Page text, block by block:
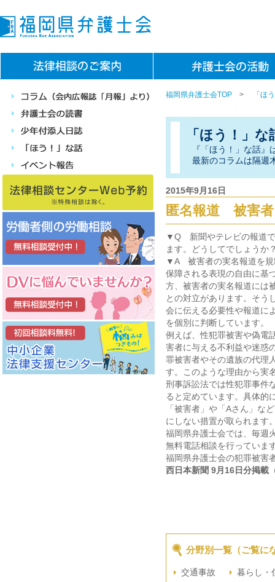
福岡県弁護士会TOP > 「ほ
「ほう！」な
『「ほう！」な話
最新のコラムは隔週
2015年9月16日
匿名報道 被害
▼Q 新聞やテレビの報道で
ます。どうしてでしょうか
▼A 被害者の実名報道を規
保障される表現の自由に基
方、被害者の実名報道には
との対立があります。そう
会に伝える必要性や報道に
を個別に判断しています。
例えば、性犯罪被害や偽電
害者に与える不利益や迷惑
罪被害者やその遺族の代理
す。このような理由から実
刑事訴訟法では性犯罪事件
ると定めています。具体的
「被害者」や「Aさん」な
にしない措置が取られます
福岡県弁護士会では、毎週
無料電話相談を行っていま
福岡県弁護士会の犯罪被害
西日本新聞 9月16日分掲
分野別一覧（ご覧に
交通事故
暮らし・